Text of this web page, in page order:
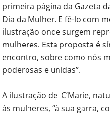
primeira página da Gazeta
Dia da Mulher. E fê-lo com
ilustração onde surgem
mulheres. Esta proposta é
encontro, sobre como nós
poderosas e unidas”.
A ilustração de C’Marie,
às mulheres, “à sua garra,